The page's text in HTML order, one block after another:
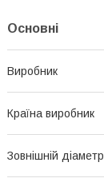
Основні
Виробник
Країна виробник
Зовнішній діаметр